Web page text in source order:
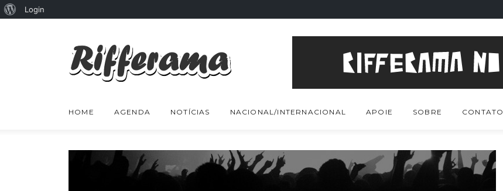
HOME AGENDA NOTÍCIAS NACIONAL/INTERNACIONAL APOIE SOBRE CONTATO
Sobre
Login